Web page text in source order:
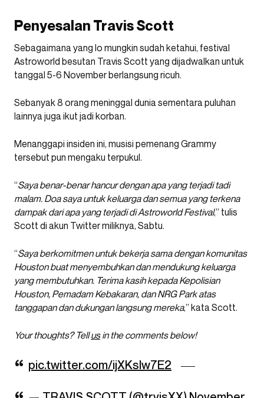
Penyesalan Travis Scott
Sebagaimana yang lo mungkin sudah ketahui, festival
Astroworld besutan Travis Scott yang dijadwalkan untuk
tanggal 5-6 November berlangsung ricuh.
Sebanyak 8 orang meninggal dunia sementara puluhan
lainnya juga ikut jadi korban.
Menanggapi insiden ini, musisi pemenang Grammy
tersebut pun mengaku terpukul.
“Saya benar-benar hancur dengan apa yang terjadi tadi
malam. Doa saya untuk keluarga dan semua yang terkena
dampak dari apa yang terjadi di Astroworld Festival,” tulis
Scott di akun Twitter miliknya, Sabtu.
“Saya berkomitmen untuk bekerja sama dengan komunitas
Houston buat menyembuhkan dan mendukung keluarga
yang membutuhkan. Terima kasih kepada Kepolisian
Houston, Pemadam Kebakaran, dan NRG Park atas
tanggapan dan dukungan langsung mereka,” kata Scott.
Your thoughts? Tellusin the comments below!
pic.twitter.com/ijXKslw7E2